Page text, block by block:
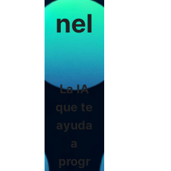
nel
La IA
que te
ayuda
a
progr